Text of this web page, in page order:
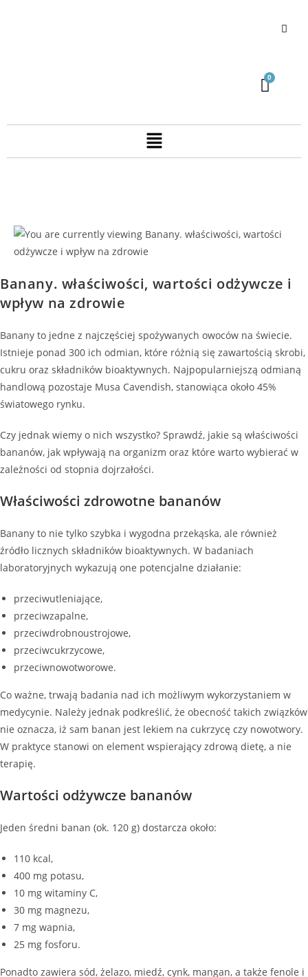
Banany. właściwości, wartości odżywcze i
wpływ na zdrowie
Banany to jedne z najczęściej spożywanych owoców na świecie.
Istnieje ponad 300 ich odmian, które różnią się zawartością skrobi,
cukru oraz składników bioaktywnych. Najpopularniejszą odmianą
handlową pozostaje Musa Cavendish, stanowiąca około 45%
światowego rynku.
Czy jednak wiemy o nich wszystko? Sprawdź, jakie są właściwości
bananów, jak wpływają na organizm oraz które warto wybierać w
zależności od stopnia dojrzałości.
Właściwości zdrowotne bananów
Banany to nie tylko szybka i wygodna przekąska, ale również
źródło licznych składników bioaktywnych. W badaniach
laboratoryjnych wykazują one potencjalne działanie:
przeciwutleniające,
przeciwzapalne,
przeciwdrobnoustrojowe,
przeciwcukrzycowe,
przeciwnowotworowe.
Co ważne, trwają badania nad ich możliwym wykorzystaniem w
medycynie. Należy jednak podkreślić, że obecność takich związków
nie oznacza, iż sam banan jest lekiem na cukrzycę czy nowotwory.
W praktyce stanowi on element wspierający zdrową dietę, a nie
terapię.
Wartości odżywcze bananów
Jeden średni banan (ok. 120 g) dostarcza około:
110 kcal,
400 mg potasu,
10 mg witaminy C,
30 mg magnezu,
7 mg wapnia,
25 mg fosforu.
Ponadto zawiera sód, żelazo, miedź, cynk, mangan, a także fenole i